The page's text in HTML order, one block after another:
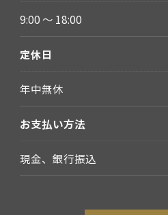
9:00 〜 18:00
定休日
年中無休
お支払い方法
現金、銀行振込